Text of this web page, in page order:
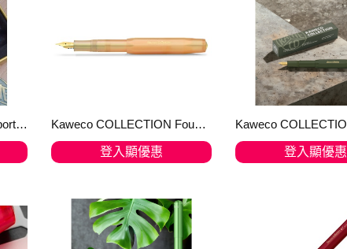
Kaweco Collection DIY Sport F nib Kaweco COLLECTION Fountain Pen Apricot Pearl
登入顯優惠 登入顯優惠